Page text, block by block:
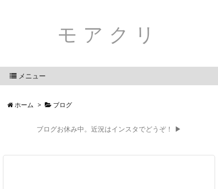
モアクリ
メニュー
ホーム > ブログ
ブログお休み中。近況はインスタでどうぞ！ ▶